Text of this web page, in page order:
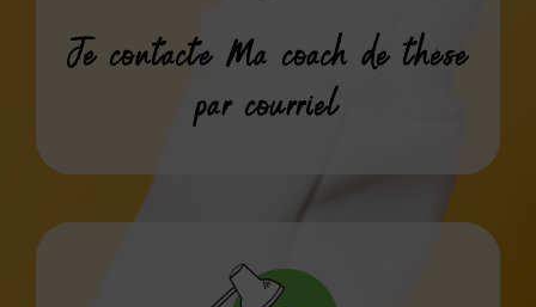
Je contacte Ma coach de thèse
par courriel